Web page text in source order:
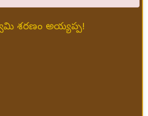
శరణం అయ్యప్ప!